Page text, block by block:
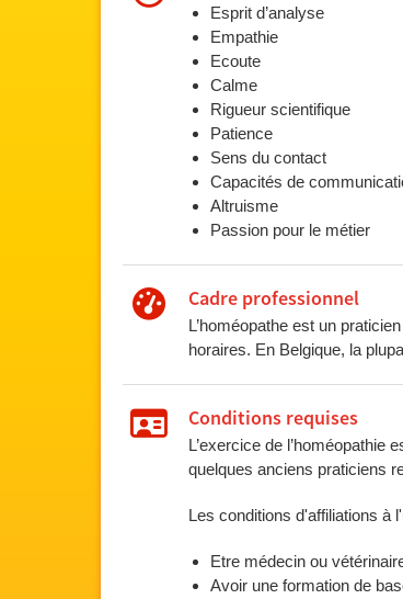
Esprit d’analyse
Empathie
Ecoute
Calme
Rigueur scientifique
Patience
Sens du contact
Capacités de
Altruisme
Passion pour le métier
Cadre professionnel
L’homéopathe est un
horaires. En Belgique, la
Conditions requises
L’exercice de
quelques anciens praticiens
Les conditions d'affiliations à
Etre médecin ou
Avoir une formation de